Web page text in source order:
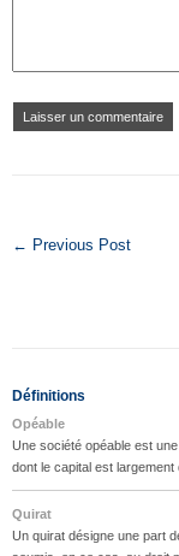
← Previous Post
Définitions
Opéable
Une société opéable est
dont le capital est
Quirat
Un quirat désigne une part